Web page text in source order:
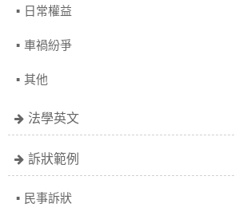
日常權益
車禍紛爭
其他
法學英文
訴狀範例
民事訴狀